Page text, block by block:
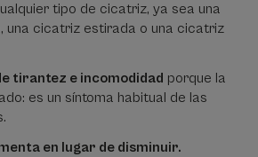
tipo de cicatriz, ya sea una
una cicatriz estirada o una cicatriz
tirantez e incomodidad porque la
es un síntoma habitual de las
en lugar de disminuir.